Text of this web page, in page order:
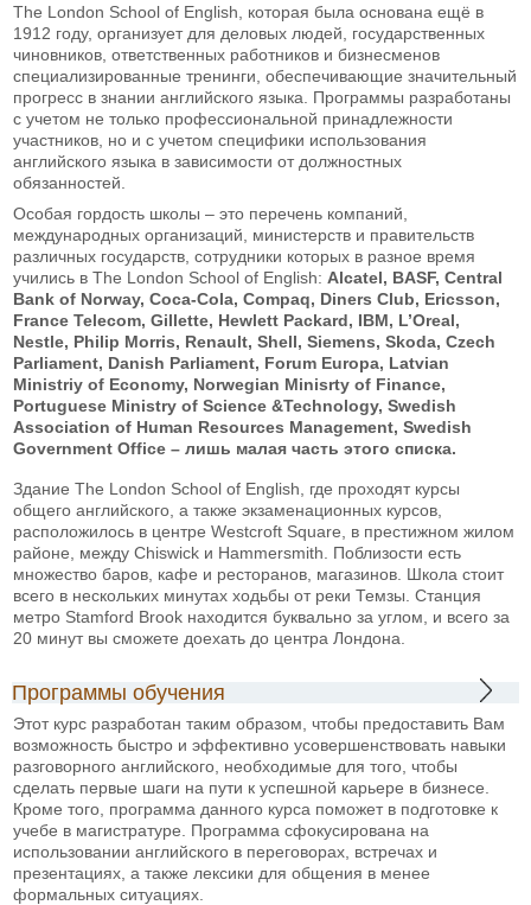
The London School of English, которая была основана ещё в
1912 году, организует для деловых людей, государственных
чиновников, ответственных работников и бизнесменов
специализированные тренинги, обеспечивающие значительный
прогресс в знании английского языка. Программы разработаны
с учетом не только профессиональной принадлежности
участников, но и с учетом специфики использования
английского языка в зависимости от должностных
обязанностей.
Особая гордость школы – это перечень компаний,
международных организаций, министерств и правительств
различных государств, сотрудники которых в разное время
учились в The London School of English: Alcatel, BASF, Central
Bank of Norway, Coca-Cola, Compaq, Diners Club, Ericsson,
France Telecom, Gillette, Hewlett Packard, IBM, L’Oreal,
Nestle, Philip Morris, Renault, Shell, Siemens, Skoda, Czech
Parliament, Danish Parliament, Forum Europa, Latvian
Ministriy of Economy, Norwegian Minisrty of Finance,
Portuguese Ministry of Science &Technology, Swedish
Association of Human Resources Management, Swedish
Government Office – лишь малая часть этого списка.
Здание The London School of English, где проходят курсы
общего английского, а также экзаменационных курсов,
расположилось в центре Westcroft Square, в престижном жилом
районе, между Chiswick и Hammersmith. Поблизости есть
множество баров, кафе и ресторанов, магазинов. Школа стоит
всего в нескольких минутах ходьбы от реки Темзы. Станция
метро Stamford Brook находится буквально за углом, и всего за
20 минут вы сможете доехать до центра Лондона.
Программы обучения
Этот курс разработан таким образом, чтобы предоставить Вам
возможность быстро и эффективно усовершенствовать навыки
разговорного английского, необходимые для того, чтобы
сделать первые шаги на пути к успешной карьере в бизнесе.
Кроме того, программа данного курса поможет в подготовке к
учебе в магистратуре. Программа сфокусирована на
использовании английского в переговорах, встречах и
презентациях, а также лексики для общения в менее
формальных ситуациях.